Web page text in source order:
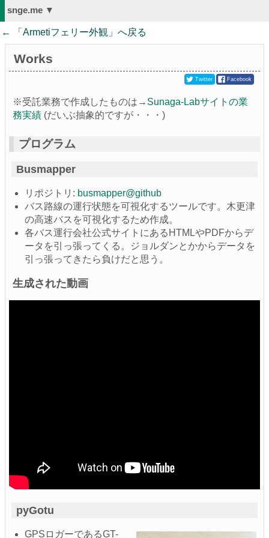
snge.me ▼
← 「 Armetiフェリー外観 」へ戻る
Works
Twitter Facebook
※受託業務で作成したものは→ Sunaga-Labサイトの業
務実績 (だいぶ抽象的ですが・・・)
プログラム
Busmapper
リポジトリ: busmapper@github
バス路線の運行状態を可視化するツールです。木更津
の高速バスを可視化するため作成。
各バス運行会社公式サイトにあるHTMLやPDFからデ
ータを引っ張ってくる。ジョルダンとかからデータを
引っ張ってきたら負けだと思う。
生成された動画
pyGotu
GPSロガーであるGT-